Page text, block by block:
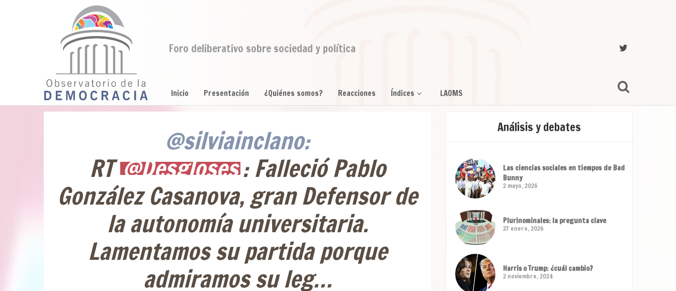
Foro deliberativo sobre sociedad y política
Inicio Presentación ¿Quiénes somos? Reacciones Índices LAOMS
@silviainclano:
RT@Desgloses: Falleció Pablo
González Casanova, gran Defensor de
la autonomía universitaria.
Lamentamos su partida porque
admiramos su leg…
Análisis y debates
Las ciencias sociales en tiempos de Bad
Bunny
2 mayo, 2026
Plurinominales: la pregunta clave
27 enero, 2026
Harris o Trump: ¿cuál cambio?
2 noviembre, 2024